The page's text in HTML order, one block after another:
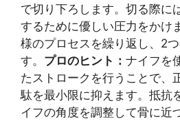
で切り下ろします。切る際に
するために優しい圧力をかけ
様のプロセスを繰り返し、2
す。 プロのヒント： ナイフを
たストロークを行うことで、
駄を最小限に抑えます。抵抗
イフの角度を調整して骨に近